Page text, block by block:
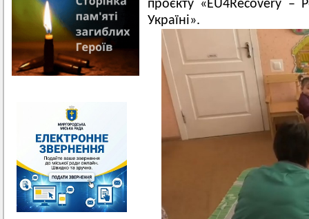
проєкту «EU4Recovery
Україні».